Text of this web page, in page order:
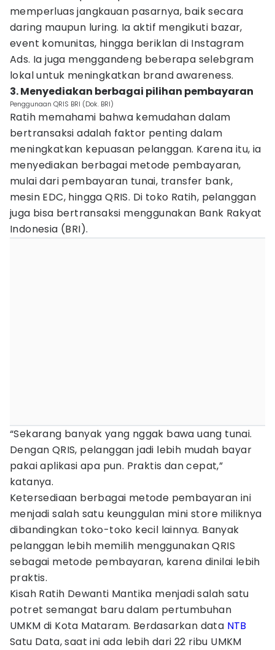
memperluas jangkauan pasarnya, baik secara
daring maupun luring. Ia aktif mengikuti bazar,
event komunitas, hingga beriklan di Instagram
Ads. Ia juga menggandeng beberapa selebgram
lokal untuk meningkatkan brand awareness.
3. Menyediakan berbagai pilihan pembayaran
Penggunaan QRIS BRI (Dok. BRI)
Ratih memahami bahwa kemudahan dalam
bertransaksi adalah faktor penting dalam
meningkatkan kepuasan pelanggan. Karena itu, ia
menyediakan berbagai metode pembayaran,
mulai dari pembayaran tunai, transfer bank,
mesin EDC, hingga QRIS. Di toko Ratih, pelanggan
juga bisa bertransaksi menggunakan Bank Rakyat
Indonesia (BRI).
“Sekarang banyak yang nggak bawa uang tunai.
Dengan QRIS, pelanggan jadi lebih mudah bayar
pakai aplikasi apa pun. Praktis dan cepat,”
katanya.
Ketersediaan berbagai metode pembayaran ini
menjadi salah satu keunggulan mini store miliknya
dibandingkan toko-toko kecil lainnya. Banyak
pelanggan lebih memilih menggunakan QRIS
sebagai metode pembayaran, karena dinilai lebih
praktis.
Kisah Ratih Dewanti Mantika menjadi salah satu
potret semangat baru dalam pertumbuhan
UMKM di Kota Mataram. Berdasarkan data NTB
Satu Data, saat ini ada lebih dari 22 ribu UMKM